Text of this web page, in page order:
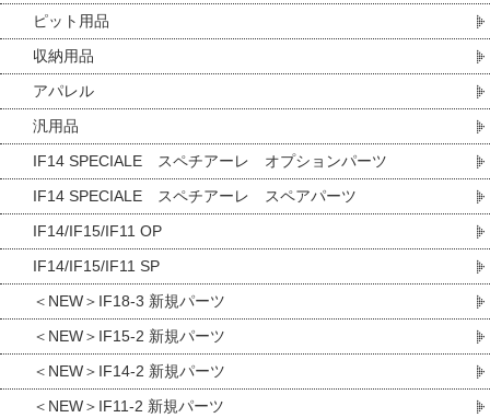
ピット用品
収納用品
アパレル
汎用品
IF14 SPECIALE スペチアーレ オプションパーツ
IF14 SPECIALE スペチアーレ スペアパーツ
IF14/IF15/IF11 OP
IF14/IF15/IF11 SP
＜NEW＞IF18-3 新規パーツ
＜NEW＞IF15-2 新規パーツ
＜NEW＞IF14-2 新規パーツ
＜NEW＞IF11-2 新規パーツ